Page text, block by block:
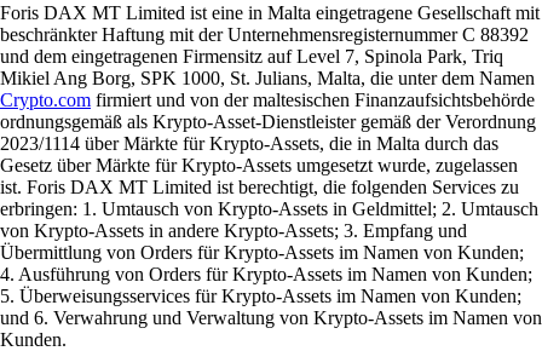
Foris DAX MT Limited ist eine in Malta eingetragene Gesellschaft mit
beschränkter Haftung mit der Unternehmensregisternummer C 88392
und dem eingetragenen Firmensitz auf Level 7, Spinola Park, Triq
Mikiel Ang Borg, SPK 1000, St. Julians, Malta, die unter dem Namen
Crypto.com firmiert und von der maltesischen Finanzaufsichtsbehörde
ordnungsgemäß als Krypto-Asset-Dienstleister gemäß der Verordnung
2023/1114 über Märkte für Krypto-Assets, die in Malta durch das
Gesetz über Märkte für Krypto-Assets umgesetzt wurde, zugelassen
ist. Foris DAX MT Limited ist berechtigt, die folgenden Services zu
erbringen: 1. Umtausch von Krypto-Assets in Geldmittel; 2. Umtausch
von Krypto-Assets in andere Krypto-Assets; 3. Empfang und
Übermittlung von Orders für Krypto-Assets im Namen von Kunden;
4. Ausführung von Orders für Krypto-Assets im Namen von Kunden;
5. Überweisungsservices für Krypto-Assets im Namen von Kunden;
und 6. Verwahrung und Verwaltung von Krypto-Assets im Namen von
Kunden.